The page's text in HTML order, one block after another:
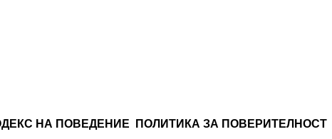
НА ПОВЕДЕНИЕ ПОЛИТИКА ЗА ПОВЕРИТЕЛНОСТ